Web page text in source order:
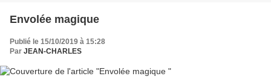
Envolée magique
Publié le 15/10/2019 à 15:28
Par JEAN-CHARLES